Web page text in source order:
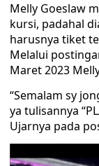
Melly Goeslaw
kursi, padahal
harusnya tiket
Melalui
Maret 2023
“Semalam sy
ya tulisannya
Ujarnya pada